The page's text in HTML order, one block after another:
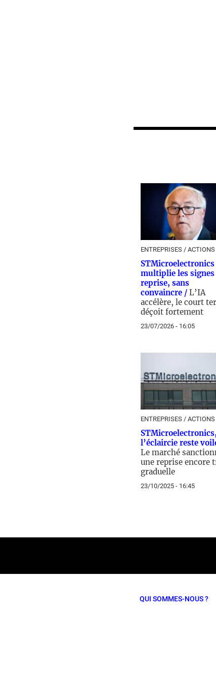
ENTREPRISES / ACTIONS
STMicroelectronics
multiplie les signes
reprise, sans
convaincre / L’IA
accélère, le court
déçoit fortement
23/07/2026 - 16:05
ENTREPRISES / ACTIONS
STMicroelectronics,
l’éclaircie reste
Le marché
une reprise encore
graduelle
23/10/2025 - 16:45
QUI SOMMES-NOUS ?